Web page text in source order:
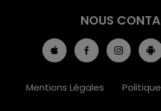
NOUS
Mentions Légales